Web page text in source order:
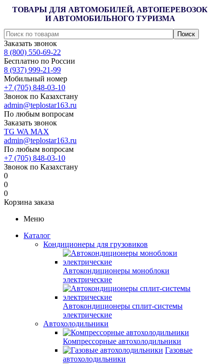
ТОВАРЫ ДЛЯ АВТОМОБИЛЕЙ, АВТОПЕРЕВОЗОК
И АВТОМОБИЛЬНОГО ТУРИЗМА
Заказать звонок
8 (800) 550-69-22
Бесплатно по России
8 (937) 999-21-99
Мобильный номер
+7 (705) 848-03-10
Звонок по Казахстану
admin@teplostar163.ru
По любым вопросам
Заказать звонок
TG WA MAX
admin@teplostar163.ru
По любым вопросам
+7 (705) 848-03-10
Звонок по Казахстану
0
0
0
Корзина заказа
Меню
Каталог
Кондиционеры для грузовиков
Автокондиционеры моноблоки
электрические
Автокондиционеры сплит-системы
электрические
Автохолодильники
Компрессорные автохолодильники
Газовые
автохолодильники